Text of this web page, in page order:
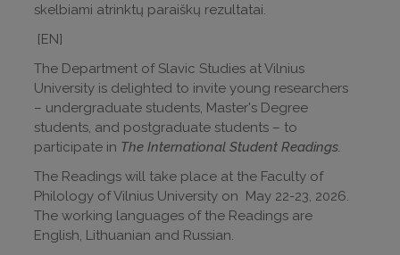
skelbiami atrinktų paraiškų rezultatai.
[EN]
The Department of Slavic Studies at Vilnius
University is delighted to invite young researchers
– undergraduate students, Master's Degree
students, and postgraduate students – to
participate in The International Student Readings.
The Readings will take place at the Faculty of
Philology of Vilnius University on May 22-23, 2026.
The working languages of the Readings are
English, Lithuanian and Russian.